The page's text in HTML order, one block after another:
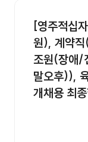
[영주적십
원), 계약
조원(장애/
말오후)),
개채용 최